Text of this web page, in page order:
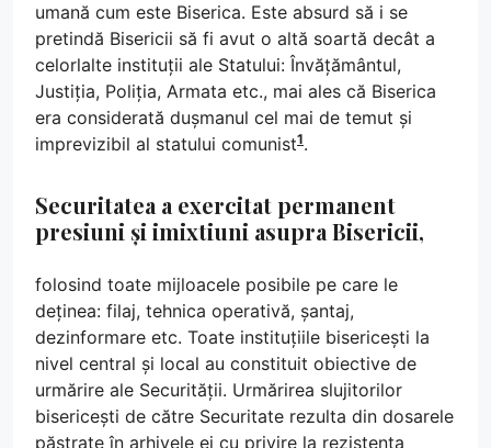
umană cum este Biserica. Este absurd să i se
pretindă Bisericii să fi avut o altă soartă decât a
celorlalte instituții ale Statului: Învățământul,
Justiția, Poliția, Armata etc., mai ales că Biserica
era considerată dușmanul cel mai de temut și
imprevizibil al statului comunist1.
Securitatea a exercitat permanent
presiuni și imixtiuni asupra Bisericii,
folosind toate mijloacele posibile pe care le
deținea: filaj, tehnica operativă, șantaj,
dezinformare etc. Toate instituțiile bisericești la
nivel central și local au constituit obiective de
urmărire ale Securității. Urmărirea slujitorilor
bisericești de către Securitate rezulta din dosarele
păstrate în arhivele ei cu privire la rezistența